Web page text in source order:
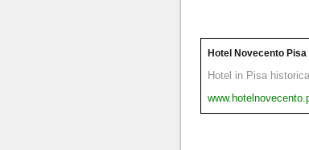
Hotel Novecento Pisa
Hotel in Pisa